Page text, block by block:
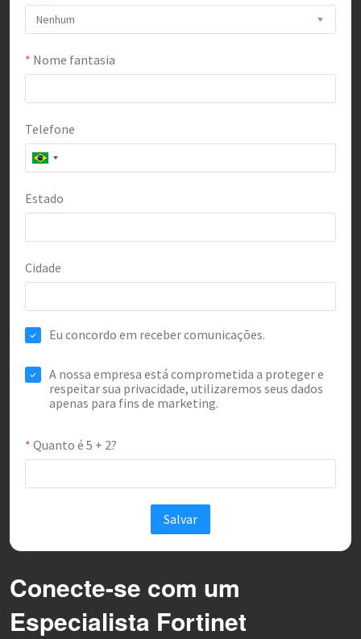
Conecte-se com um
Especialista Fortinet